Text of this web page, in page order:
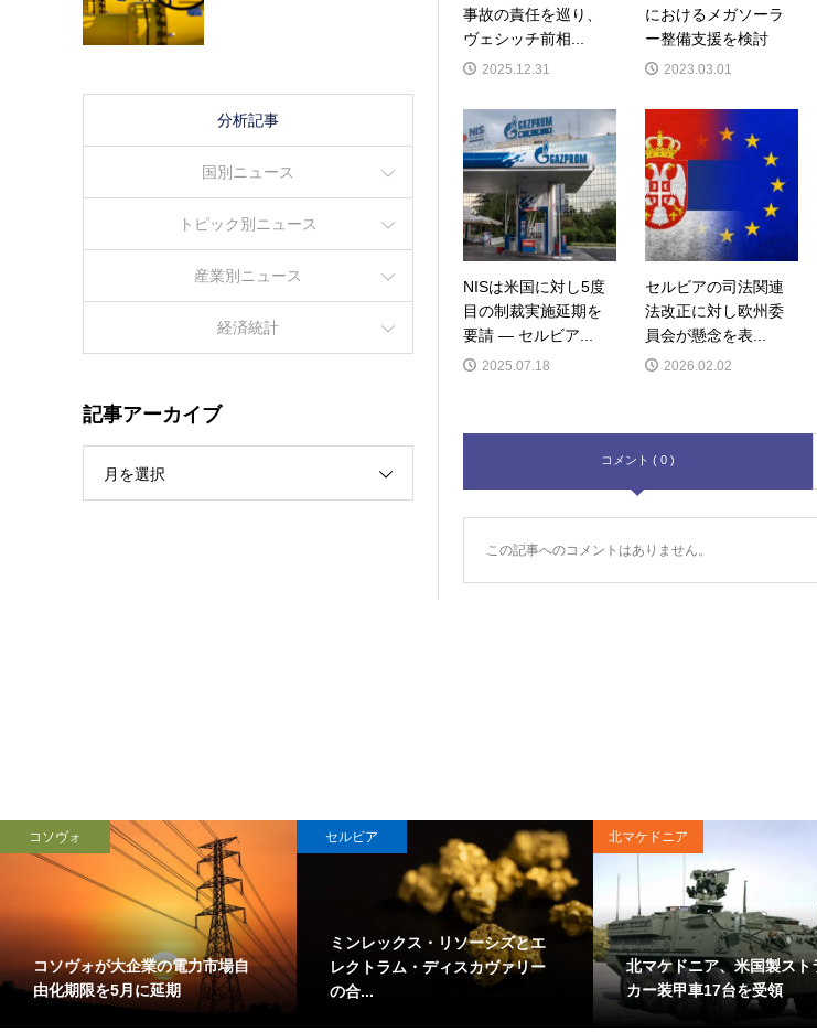
事故の責任を巡り、
ヴェシッチ前相...
2025.12.31
におけるメガソーラ
ー整備支援を検討
2023.03.01
NISは米国に対し5度
目の制裁実施延期を
要請 ― セルビア...
2025.07.18
セルビアの司法関連
法改正に対し欧州委
員会が懸念を表...
2026.02.02
コメント ( 0 )
この記事へのコメントはありません。
分析記事
国別ニュース
トピック別ニュース
産業別ニュース
経済統計
記事アーカイブ
月を選択
コソヴォ
コソヴォが大企業の電力市場自
由化期限を5月に延期
セルビア
ミンレックス・リソーシズとエ
レクトラム・ディスカヴァリー
の合...
北マケドニア
北マケドニア、米国製スト
カー装甲車17台を受領